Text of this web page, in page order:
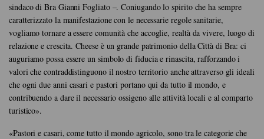
sindaco di Bra Gianni Fogliato–. Coniugando lo spirito che ha sempre
caratterizzato la manifestazione con le necessarie regole sanitarie,
vogliamo tornare a essere comunità che accoglie, realtà da vivere, luogo di
relazione e crescita. Cheese è un grande patrimonio della Città di Bra: ci
auguriamo possa essere un simbolo di fiducia e rinascita, rafforzando i
valori che contraddistinguono il nostro territorio anche attraverso gli ideali
che ogni due anni casari e pastori portano qui da tutto il mondo, e
contribuendo a dare il necessario ossigeno alle attività locali e al comparto
turistico».
«Pastori e casari, come tutto il mondo agricolo, sono tra le categorie che